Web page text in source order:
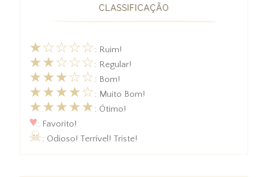
CLASSIFICAÇÃO
★☆☆☆☆: Ruim!
★★☆☆☆: Regular!
★★★☆☆: Bom!
★★★★☆: Muito Bom!
★★★★★: Ótimo!
♥: Favorito!
☠: Odioso! Terrível! Triste!